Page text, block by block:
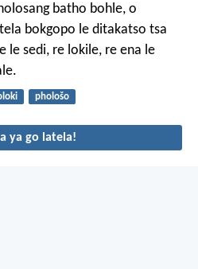
batho bohle, o
bokgopo le ditakatso tsa
le sedi, re lokile, re ena le
phološo
ya go latela!